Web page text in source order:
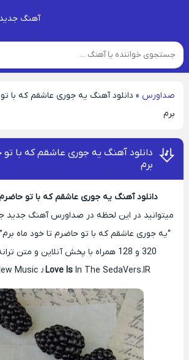
آهنگ جدید
صداورس » دانلود آهنگ یه جوری عاشقم که با
برم
دانلود آهنگ یه جوری عاشقم که با تو
برم
دانلود آهنگ یه جوری عاشقم که با تو
میتوانید در این لحظه در صداورس آهنگ جدید
“یه جوری عاشقم که با تو حاضرم تا خود ماه
320 و 128 همراه با پخش آنلاین و متن ترانه دانلود نمایید.
Music ♪Love IsIn The SedaVers.IR